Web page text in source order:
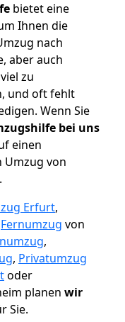
bietet eine
Ihnen die
nach
aber auch
zu
und oft fehlt
Wenn Sie
bei uns
einen
Umzug von
Erfurt,
Fernumzug von
,
, Privatumzug
oder
planen wir
Sie.